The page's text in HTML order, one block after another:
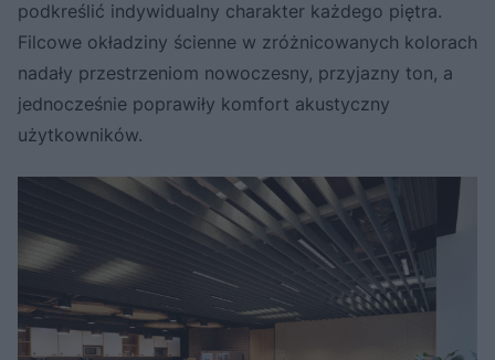
podkreślić indywidualny charakter każdego piętra.
Filcowe okładziny ścienne w zróżnicowanych kolorach
nadały przestrzeniom nowoczesny, przyjazny ton, a
jednocześnie poprawiły komfort akustyczny
użytkowników.